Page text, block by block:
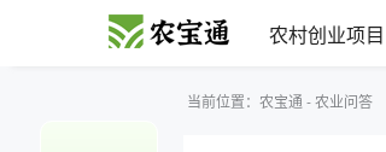
农村创业项目
当前位置： 农宝通 -农业问答